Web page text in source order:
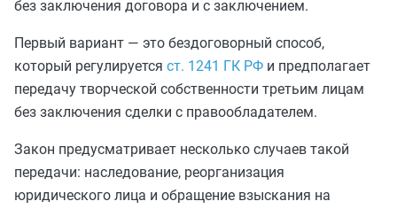
без заключения договора и с заключением.
Первый вариант — это бездоговорный способ,
который регулируется ст. 1241 ГК РФ и предполагает
передачу творческой собственности третьим лицам
без заключения сделки с правообладателем.
Закон предусматривает несколько случаев такой
передачи: наследование, реорганизация
юридического лица и обращение взыскания на